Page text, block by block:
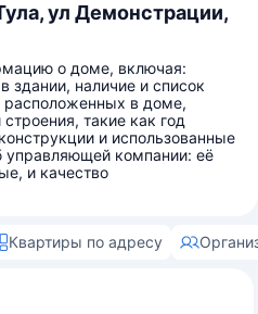
ул Демонстрации,
о доме, включая:
здании, наличие и список
расположенных в доме,
такие как год
и использованные
компании: её
и качество
Квартиры по адресу